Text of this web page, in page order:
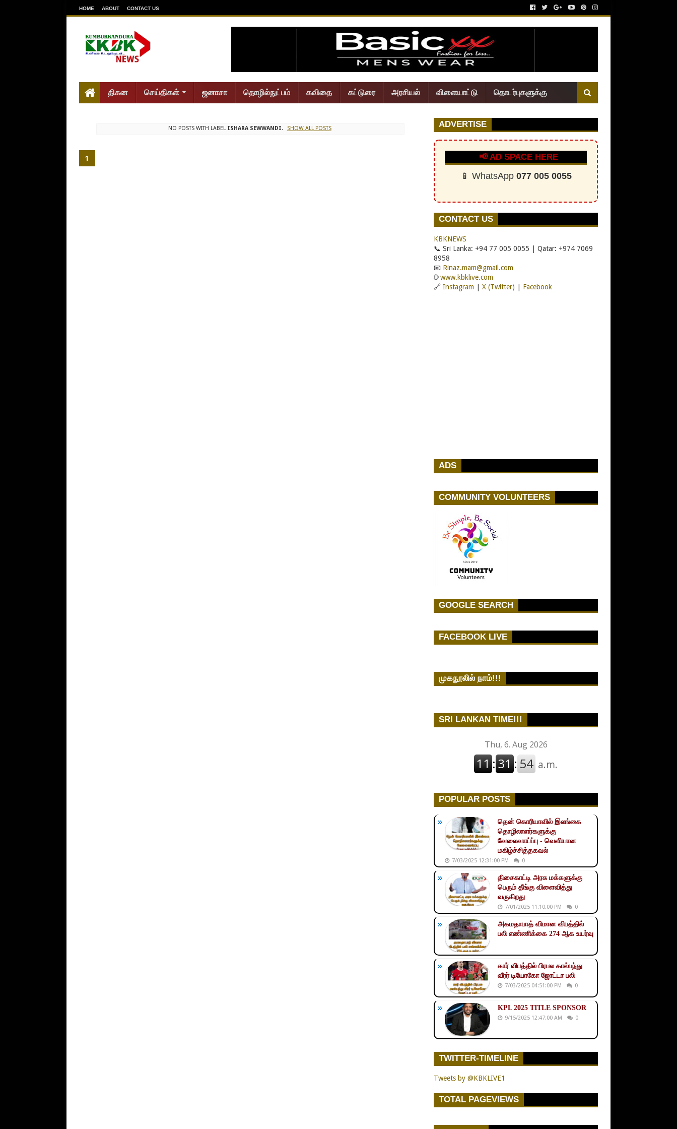
HOME ABOUT CONTACT US
இது ஒரு கட்டணம் செலுத்தப்பட்ட விளம்பரம்
திகன செய்திகள் ஜனாசா தொழில்நுட்பம் கவிதை கட்டுரை அரசியல் விளையாட்டு தொடர்புகளுக்கு
NO POSTS WITH LABEL ISHARA SEWWANDI. SHOW ALL POSTS
1
ADVERTISE
📢 AD SPACE HERE
📱 WhatsApp 077 005 0055
CONTACT US
KBKNEWS
📞 Sri Lanka: +94 77 005 0055 | Qatar: +974 7069
8958
📧 Rinaz.mam@gmail.com
🌐www.kbklive.com
🔗 Instagram X (Twitter) Facebook
ADS
COMMUNITY VOLUNTEERS
GOOGLE SEARCH
FACEBOOK LIVE
முகநூலில் நாம்!!!
SRI LANKAN TIME!!!
POPULAR POSTS
தென் கொரியாவில் இலங்கை
தொழிலாளர்களுக்கு
வேலைவாய்ப்பு - வெளியான
மகிழ்ச்சித்தகவல்
7/03/2025 12:31:00 PM 0
திசைகாட்டி அரசு மக்களுக்கு
பெரும் தீங்கு விளைவித்து
வருகிறது
7/01/2025 11:10:00 PM 0
அகமதாபாத் விமான விபத்தில்
பலி எண்ணிக்கை 274 ஆக உயர்வு
கார் விபத்தில் பிரபல கால்பந்து
வீரர் டியோகோ ஜோட்டா பலி
7/03/2025 04:51:00 PM 0
KPL 2025 TITLE SPONSOR
9/15/2025 12:47:00 AM 0
TWITTER-TIMELINE
Tweets by @KBKLIVE1
TOTAL PAGEVIEWS